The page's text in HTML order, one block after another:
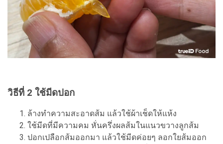
วิธีที่ 2 ใช้มีดปอก
ล้างทำความสะอาดส้ม แล้วใช้ผ้าเช็ดให้แห้ง
ใช้มีดที่มีความคม หั่นครึ่งผลส้มในแนวขวางลูกส้ม
ปอกเปลือกส้มออกมา แล้วใช้มีดค่อยๆ ลอกใยส้มออก